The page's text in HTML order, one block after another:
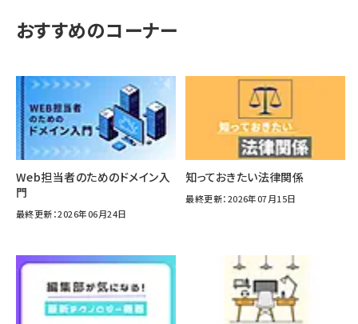
おすすめのコーナー
Web担当者のためのドメイン入
門
最終更新：2026年06月24日
知っておきたい法律関係
最終更新：2026年07月15日